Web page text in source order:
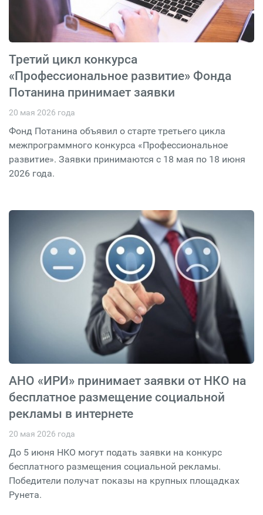
Третий цикл конкурса
«Профессиональное развитие» Фонда
Потанина принимает заявки
20 мая 2026 года
Фонд Потанина объявил о старте третьего цикла
межпрограммного конкурса «Профессиональное
развитие». Заявки принимаются с 18 мая по 18 июня
2026 года.
АНО «ИРИ» принимает заявки от НКО на
бесплатное размещение социальной
рекламы в интернете
20 мая 2026 года
До 5 июня НКО могут подать заявки на конкурс
бесплатного размещения социальной рекламы.
Победители получат показы на крупных площадках
Рунета.